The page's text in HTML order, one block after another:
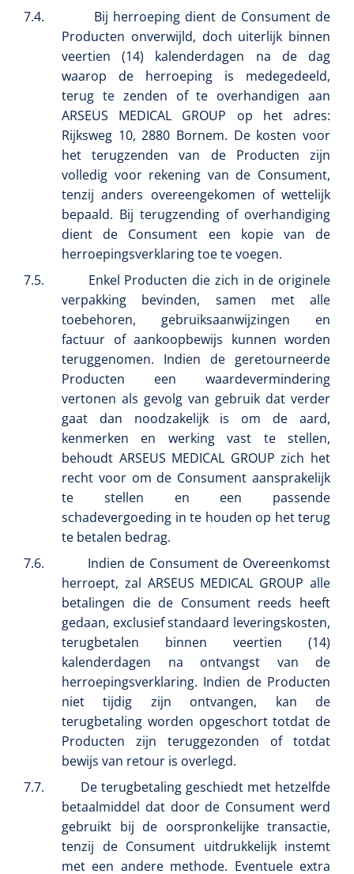
7.4.
Bij herroeping dient de Consument de
Producten onverwijld, doch uiterlijk binnen
veertien (14) kalenderdagen na de dag
waarop de herroeping is medegedeeld,
terug te zenden of te overhandigen aan
ARSEUS MEDICAL GROUP op het adres:
Rijksweg 10, 2880 Bornem. De kosten voor
het terugzenden van de Producten zijn
volledig voor rekening van de Consument,
tenzij anders overeengekomen of wettelijk
bepaald. Bij terugzending of overhandiging
dient de Consument een kopie van de
herroepingsverklaring toe te voegen.
7.5.
Enkel Producten die zich in de originele
verpakking bevinden, samen met alle
toebehoren, gebruiksaanwijzingen en
factuur of aankoopbewijs kunnen worden
teruggenomen. Indien de geretourneerde
Producten een waardevermindering
vertonen als gevolg van gebruik dat verder
gaat dan noodzakelijk is om de aard,
kenmerken en werking vast te stellen,
behoudt ARSEUS MEDICAL GROUP zich het
recht voor om de Consument aansprakelijk
te stellen en een passende
schadevergoeding in te houden op het terug
te betalen bedrag.
7.6.
Indien de Consument de Overeenkomst
herroept, zal ARSEUS MEDICAL GROUP alle
betalingen die de Consument reeds heeft
gedaan, exclusief standaard leveringskosten,
terugbetalen binnen veertien (14)
kalenderdagen na ontvangst van de
herroepingsverklaring. Indien de Producten
niet tijdig zijn ontvangen, kan de
terugbetaling worden opgeschort totdat de
Producten zijn teruggezonden of totdat
bewijs van retour is overlegd.
7.7.
De terugbetaling geschiedt met hetzelfde
betaalmiddel dat door de Consument werd
gebruikt bij de oorspronkelijke transactie,
tenzij de Consument uitdrukkelijk instemt
met een andere methode. Eventuele extra